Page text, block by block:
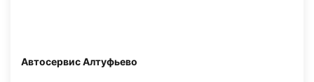
Автосервис Алтуфьево